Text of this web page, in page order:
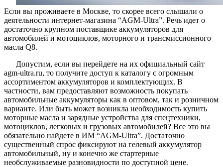
Если вы проживаете в Москве, то скорее всего слышали о
деятельности интернет-магазина “AGM-Ultra”. Речь идет о
достаточно крупном поставщике аккумуляторов для
автомобилей и мотоциклов, моторного и трансмиссионного
масла Q8.
Допустим, если вы перейдете на их официальный сайт
agm-ultra.ru, то получите доступ к каталогу с огромным
ассортиментом аккумуляторов и комплектующих. В
частности, вам предоставляют возможность покупать
автомобильные аккумуляторы как в оптовом, так и розничном
варианте. Или быть может возникла необходимость купить
моторные масла и зарядные устройства для спецтехники,
мотоциклов, легковых и грузовых автомобилей? Все это вы
обязательно найдете в ИМ “AGM-Ultra”. Достаточно
существенный спрос фиксируют на гелевый аккумулятор
автомобильный, ну и конечно же стартерные
необслуживаемые разновидности по доступной цене.